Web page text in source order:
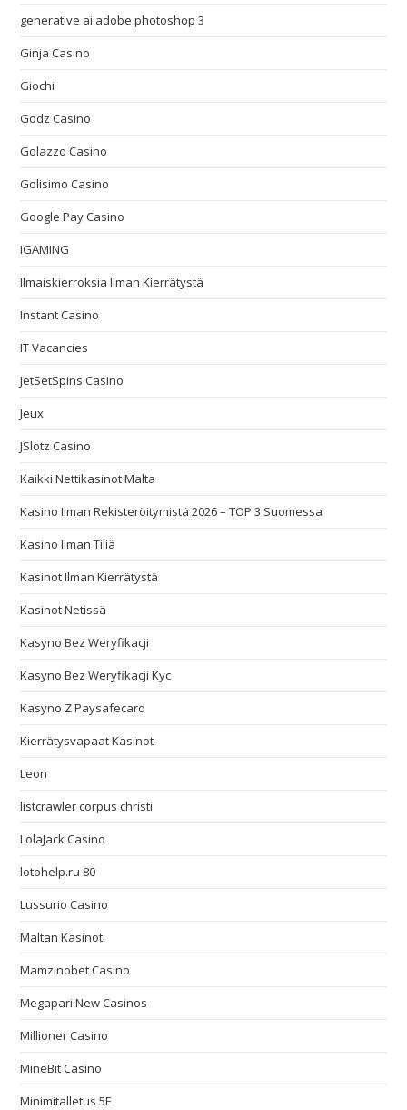
generative ai adobe photoshop 3
Ginja Casino
Giochi
Godz Casino
Golazzo Casino
Golisimo Casino
Google Pay Casino
IGAMING
Ilmaiskierroksia Ilman Kierrätystä
Instant Casino
IT Vacancies
JetSetSpins Casino
Jeux
JSlotz Casino
Kaikki Nettikasinot Malta
Kasino Ilman Rekisteröitymistä 2026 – TOP 3 Suomessa
Kasino Ilman Tiliä
Kasinot Ilman Kierrätystä
Kasinot Netissä
Kasyno Bez Weryfikacji
Kasyno Bez Weryfikacji Kyc
Kasyno Z Paysafecard
Kierrätysvapaat Kasinot
Leon
listcrawler corpus christi
LolaJack Casino
lotohelp.ru 80
Lussurio Casino
Maltan Kasinot
Mamzinobet Casino
Megapari New Casinos
Millioner Casino
MineBit Casino
Minimitalletus 5E